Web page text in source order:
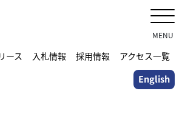
ース 入札情報 採用情報 アクセス一覧
English
MENU